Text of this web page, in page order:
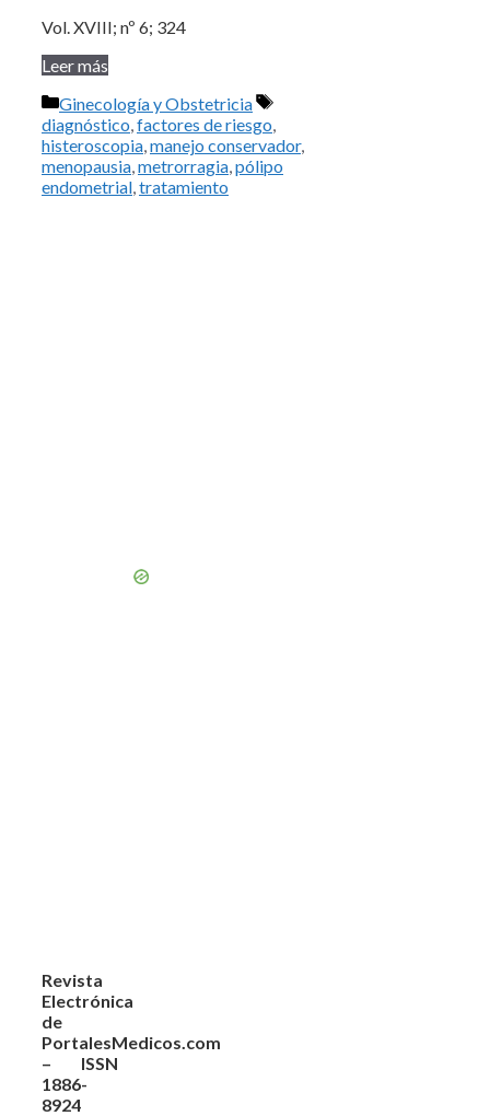
Vol. XVIII; nº 6; 324
Leer más
Categorías
Ginecología y Obstetricia
Etiquetas
diagnóstico,factores de riesgo,
histeroscopia,manejo conservador,
menopausia,metrorragia,pólipo
endometrial,tratamiento
Revista
Electrónica
de
PortalesMedicos.com
– ISSN
1886-
8924